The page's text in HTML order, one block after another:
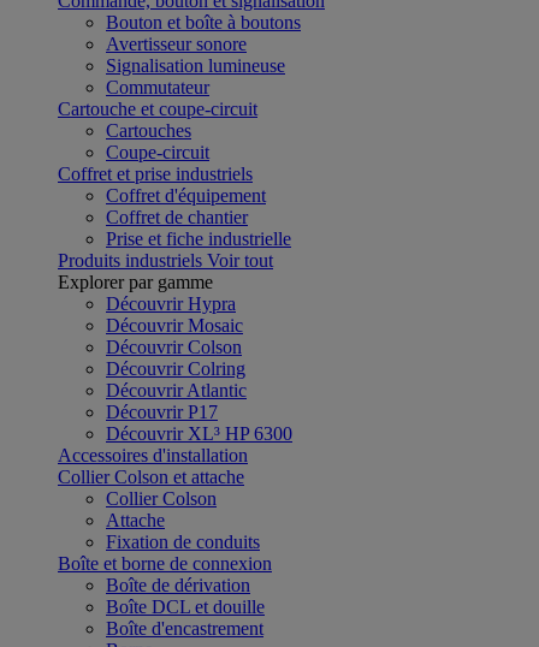
Bouton et boîte à boutons
Avertisseur sonore
Signalisation lumineuse
Commutateur
Cartouche et coupe-circuit
Cartouches
Coupe-circuit
Coffret et prise industriels
Coffret d'équipement
Coffret de chantier
Prise et fiche industrielle
Produits industriels Voir tout
Explorer par gamme
Découvrir Hypra
Découvrir Mosaic
Découvrir Colson
Découvrir Colring
Découvrir Atlantic
Découvrir P17
Découvrir XL³ HP 6300
Accessoires d'installation
Collier Colson et attache
Collier Colson
Attache
Fixation de conduits
Boîte et borne de connexion
Boîte de dérivation
Boîte DCL et douille
Boîte d'encastrement